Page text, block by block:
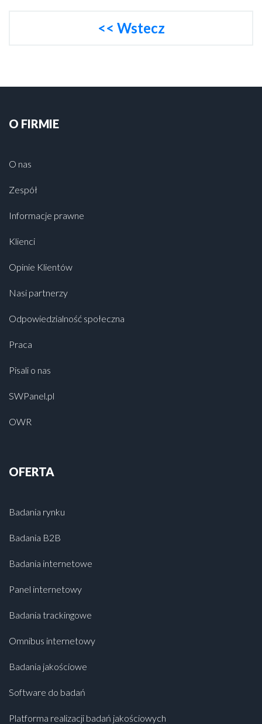
<< Wstecz
O FIRMIE
O nas
Zespół
Informacje prawne
Klienci
Opinie Klientów
Nasi partnerzy
Odpowiedzialność społeczna
Praca
Pisali o nas
SWPanel.pl
OWR
OFERTA
Badania rynku
Badania B2B
Badania internetowe
Panel internetowy
Badania trackingowe
Omnibus internetowy
Badania jakościowe
Software do badań
Platforma realizacji badań jakościowych